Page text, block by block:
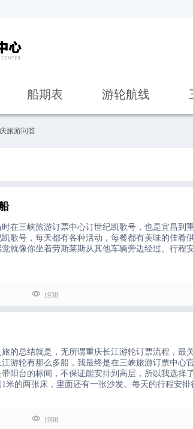
船期表 游轮航线
旅游问答
在三峡旅游订票中心订世纪凯歌号，也是宜昌到
歌号，每天都有各种活动，每餐都有美味的佳肴
就像你坐着劳斯莱斯从其他车辆旁边经过。行程
 1938
的总结就是，无所谓重庆长江游轮订票流程，最
游轮有那么多船，我最终是在三峡旅游订票中心
阳台的标间，不保证能安排到高层，所以我选择
米的两张床，里面还有一张沙发。每天的行程安排
 1998